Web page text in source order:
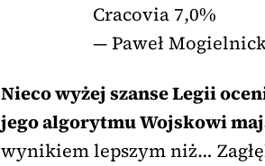
Cracovia 7,0%
— Paweł
Nieco wyżej szanse Legii
jego algorytmu Wojskowi
wynikiem lepszym niż…